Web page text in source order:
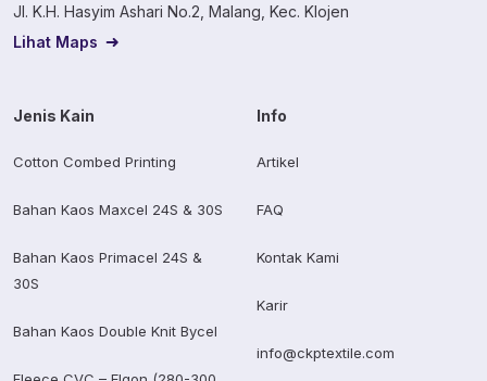
Jl. K.H. Hasyim Ashari No.2, Malang, Kec. Klojen
Lihat Maps
Jenis Kain
Cotton Combed Printing
Bahan Kaos Maxcel 24S & 30S
Bahan Kaos Primacel 24S &
30S
Bahan Kaos Double Knit Bycel
Info
Artikel
FAQ
Kontak Kami
Karir
info@ckptextile.com